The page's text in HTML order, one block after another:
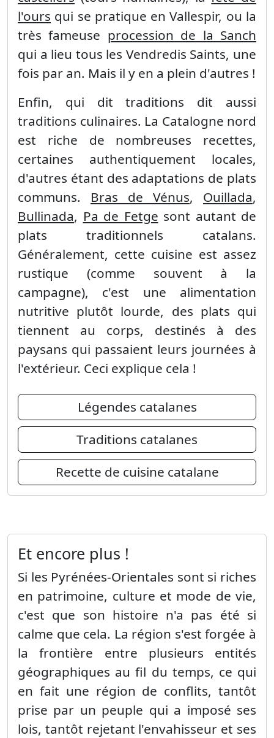
l'ours qui se pratique en Vallespir, ou la
très fameuse procession de la Sanch
qui a lieu tous les Vendredis Saints, une
fois par an. Mais il y en a plein d'autres !
Enfin, qui dit traditions dit aussi
traditions culinaires. La Catalogne nord
est riche de nombreuses recettes,
certaines authentiquement locales,
d'autres étant des adaptations de plats
communs. Bras de Vénus, Ouillada,
Bullinada, Pa de Fetge sont autant de
plats traditionnels catalans.
Généralement, cette cuisine est assez
rustique (comme souvent à la
campagne), c'est une alimentation
nutritive plutôt lourde, des plats qui
tiennent au corps, destinés à des
paysans qui passaient leurs journées à
l'extérieur. Ceci explique cela !
Légendes catalanes
Traditions catalanes
Recette de cuisine catalane
Et encore plus !
Si les Pyrénées-Orientales sont si riches
en patrimoine, culture et mode de vie,
c'est que son histoire n'a pas été si
calme que cela. La région s'est forgée à
la frontière entre plusieurs entités
géographiques au fil du temps, ce qui
en fait une région de conflits, tantôt
prise par un peuple qui a imposé ses
lois, tantôt rejetant l'envahisseur et ses